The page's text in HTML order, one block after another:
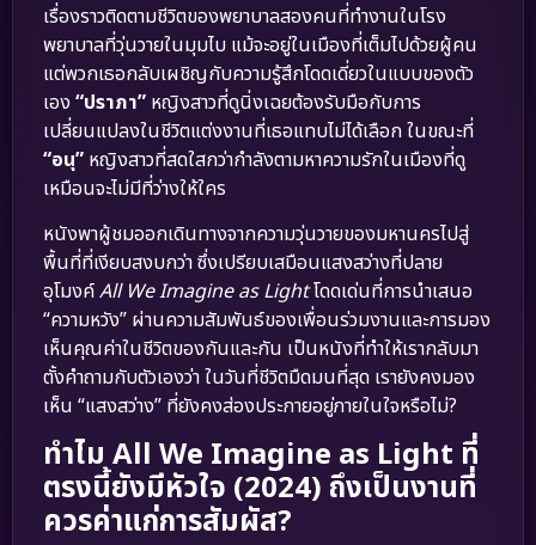
เรื่องราวติดตามชีวิตของพยาบาลสองคนที่ทำงานในโรง
พยาบาลที่วุ่นวายในมุมไบ แม้จะอยู่ในเมืองที่เต็มไปด้วยผู้คน
แต่พวกเธอกลับเผชิญกับความรู้สึกโดดเดี่ยวในแบบของตัว
เอง “ปราภา” หญิงสาวที่ดูนิ่งเฉยต้องรับมือกับการ
เปลี่ยนแปลงในชีวิตแต่งงานที่เธอแทบไม่ได้เลือก ในขณะที่
“อนุ” หญิงสาวที่สดใสกว่ากำลังตามหาความรักในเมืองที่ดู
เหมือนจะไม่มีที่ว่างให้ใคร
หนังพาผู้ชมออกเดินทางจากความวุ่นวายของมหานครไปสู่
พื้นที่ที่เงียบสงบกว่า ซึ่งเปรียบเสมือนแสงสว่างที่ปลาย
อุโมงค์All We Imagine as Lightโดดเด่นที่การนำเสนอ
“ความหวัง” ผ่านความสัมพันธ์ของเพื่อนร่วมงานและการมอง
เห็นคุณค่าในชีวิตของกันและกัน เป็นหนังที่ทำให้เรากลับมา
ตั้งคำถามกับตัวเองว่า ในวันที่ชีวิตมืดมนที่สุด เรายังคงมอง
เห็น “แสงสว่าง” ที่ยังคงส่องประกายอยู่ภายในใจหรือไม่?
ทำไม All We Imagine as Light ที่
ตรงนี้ยังมีหัวใจ (2024) ถึงเป็นงานที่
ควรค่าแก่การสัมผัส?